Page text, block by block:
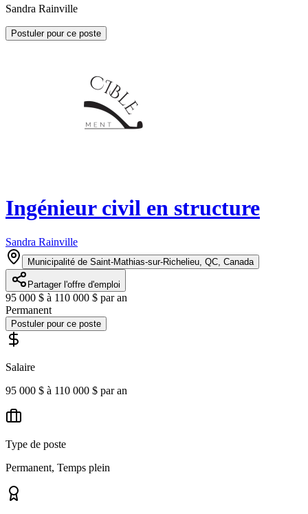
Sandra Rainville
Postuler pour ce poste
Ingénieur civil en structure
Sandra Rainville
Municipalité de Saint-Mathias-sur-Richelieu, QC, Canada
Partager l'offre d'emploi
95 000 $ à 110 000 $ par an
Permanent
Postuler pour ce poste
Salaire
95 000 $ à 110 000 $ par an
Type de poste
Permanent, Temps plein